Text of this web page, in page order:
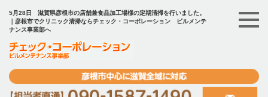
5月28日 滋賀県彦根市の店舗兼食品加工場様の定期清掃を行いました。
｜彦根市でクリニック清掃ならチェック・コーポレーション ビルメンテ
ナンス事業部へ